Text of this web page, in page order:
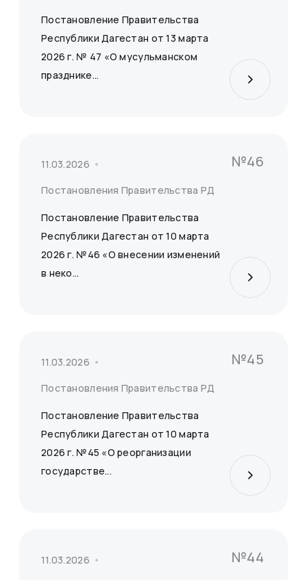
Постановление Правительства
Республики Дагестан от 13 марта
2026 г. № 47 «О мусульманском
празднике...
11.03.2026
Постановления Правительства РД
№46
Постановление Правительства
Республики Дагестан от 10 марта
2026 г. №46 «О внесении изменений
в неко...
11.03.2026
Постановления Правительства РД
№45
Постановление Правительства
Республики Дагестан от 10 марта
2026 г. №45 «О реорганизации
государстве...
11.03.2026
№44